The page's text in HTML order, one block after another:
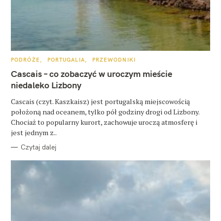
K
T
E
G
O
I
E
PODRÓŻE PORTUGALIA PRZEWODNIKI
Cascais – co zobaczyć w uroczym mieście
niedaleko Lizbony
Cascais (czyt. Kaszkaisz) jest portugalską miejscowością
położoną nad oceanem, tylko pół godziny drogi od Lizbony.
Chociaż to popularny kurort, zachowuje uroczą atmosferę i
jest jednym z..
Czytaj dalej